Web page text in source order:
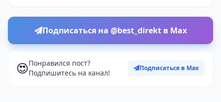
Подписаться на @best_direkt в Max
😍Понравился пост?
Подпишитесь на канал!
Подписаться в Max